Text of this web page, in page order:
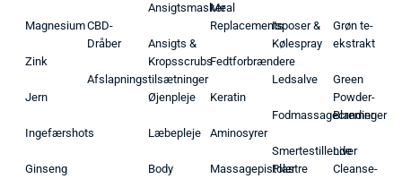
Magnesium
Zink
Jern
Ingefærshots
Ginseng
CBD-
Dråber
Afslapningstilsætninger
Ansigtsmasker
Ansigts &
Kropsscrubs
Øjenpleje
Læbepleje
Body
Meal
Replacements
Fedtforbrændere
Keratin
Aminosyrer
Massagepistoler
Isposer &
Kølespray
Ledsalve
Fodmassagecremer
Smertestillende
Plastre
Grøn te-
ekstrakt
Green
Powder-
Blandinger
Liver
Cleanse-